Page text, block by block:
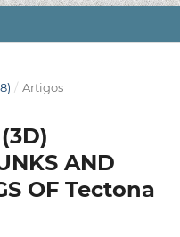
/ Artigos
AND
OF Tectona